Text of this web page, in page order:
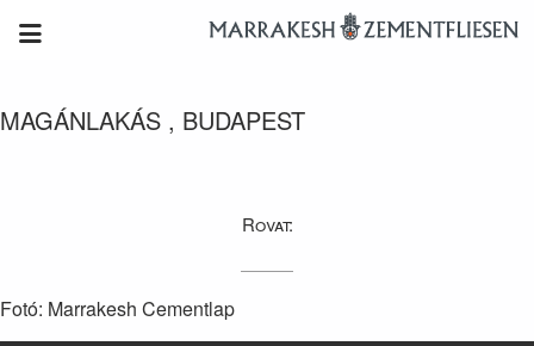
MAGÁNLAKÁS , BUDAPEST
Rovat:
Fotó: Marrakesh Cementlap